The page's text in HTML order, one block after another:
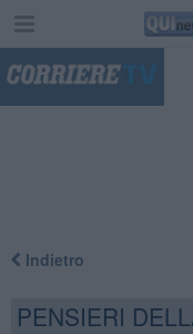
Indietro
PENSIERI